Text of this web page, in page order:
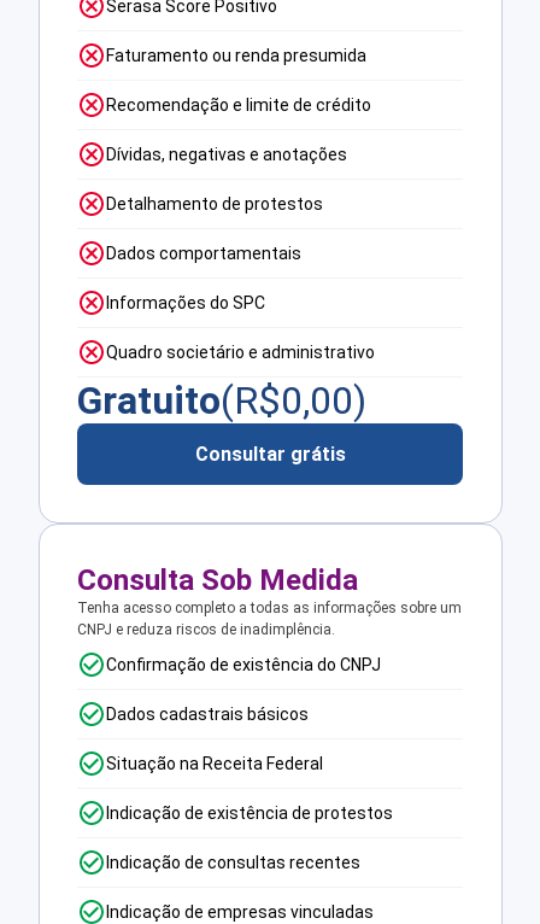
Serasa Score Positivo
Faturamento ou renda presumida
Recomendação e limite de crédito
Dívidas, negativas e anotações
Detalhamento de protestos
Dados comportamentais
Informações do SPC
Quadro societário e administrativo
Gratuito(R$0,00)
Consultar grátis
Consulta Sob Medida
Tenha acesso completo a todas as informações sobre um
CNPJ e reduza riscos de inadimplência.
Confirmação de existência do CNPJ
Dados cadastrais básicos
Situação na Receita Federal
Indicação de existência de protestos
Indicação de consultas recentes
Indicação de empresas vinculadas